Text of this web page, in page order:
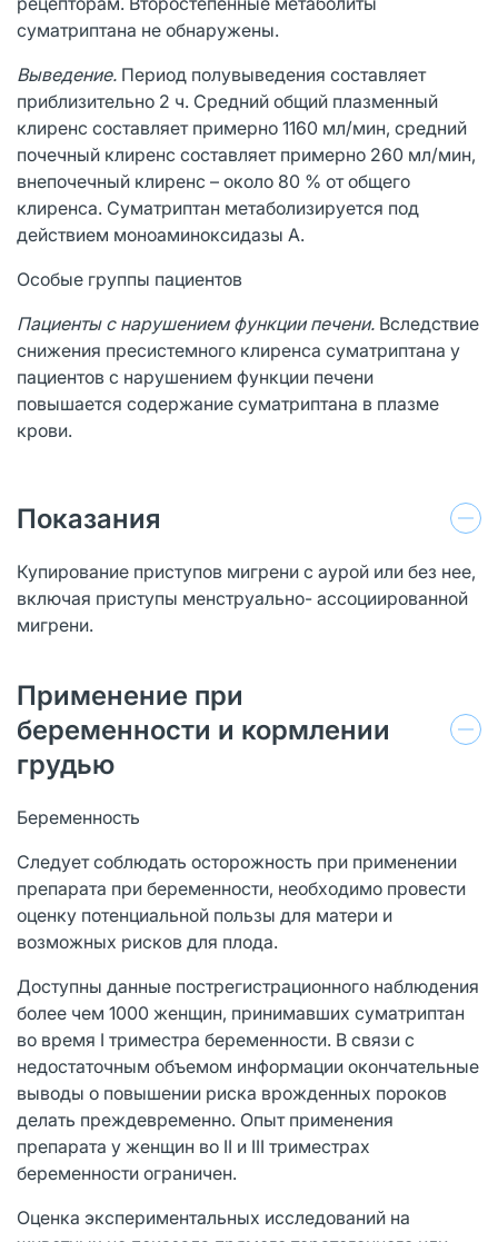
суматриптана не обнаружены.
Выведение. Период полувыведения составляет
приблизительно 2 ч. Средний общий плазменный
клиренс составляет примерно 1160 мл/мин, средний
почечный клиренс составляет примерно 260 мл/мин,
внепочечный клиренс – около 80 % от общего
клиренса. Суматриптан метаболизируется под
действием моноаминоксидазы А.
Особые группы пациентов
Пациенты с нарушением функции печени. Вследствие
снижения пресистемного клиренса суматриптана у
пациентов с нарушением функции печени
повышается содержание суматриптана в плазме
крови.
Показания
Купирование приступов мигрени с аурой или без нее,
включая приступы менструально- ассоциированной
мигрени.
Применение при
беременности и кормлении
грудью
Беременность
Следует соблюдать осторожность при применении
препарата при беременности, необходимо провести
оценку потенциальной пользы для матери и
возможных рисков для плода.
Доступны данные пострегистрационного наблюдения
более чем 1000 женщин, принимавших суматриптан
во время I триместра беременности. В связи с
недостаточным объемом информации окончательные
выводы о повышении риска врожденных пороков
делать преждевременно. Опыт применения
препарата у женщин во II и III триместрах
беременности ограничен.
Оценка экспериментальных исследований на